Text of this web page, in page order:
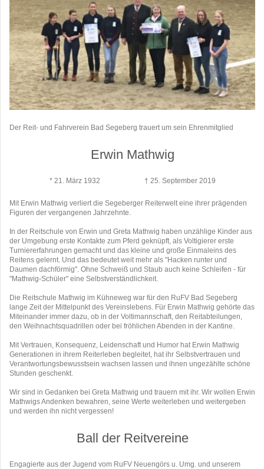
Der Reit- und Fahrverein Bad Segeberg trauert um sein Ehrenmitglied
Erwin Mathwig
* 21. März 1932 † 25. September 2019
Mit Erwin Mathwig verliert die Segeberger Reiterwelt eine ihrer prägenden
Figuren der vergangenen Jahrzehnte.
In der Reitschule von Erwin und Greta Mathwig haben unzählige Kinder aus
der Umgebung erste Kontakte zum Pferd geknüpft, als Voltigierer erste
Turniererfahrungen gemacht und das kleine und große Einmaleins des
Reitens gelernt. Und das bedeutet weit mehr als "Hacken runter und
Daumen dachförmig". Ohne Schweiß und Staub auch keine Schleifen - für
"Mathwig-Schüler" eine Selbstverständlichkeit.
Die Reitschule Mathwig im Kühneweg war für den RuFV Bad Segeberg
lange Zeit der Mittelpunkt des Vereinslebens. Für Erwin Mathwig gehörte das
Miteinander immer dazu, ob in der Voltimannschaft, den Reitabteilungen,
den Weihnachtsquadrillen oder bei fröhlichen Abenden in der Kantine.
Mit Vertrauen, Konsequenz, Leidenschaft und Humor hat Erwin Mathwig
Generationen in ihrem Reiterleben begleitet, hat ihr Selbstvertrauen und
Verantwortungsbewusstsein wachsen lassen und ihnen ungezählte schöne
Stunden geschenkt.
Wir sind in Gedanken bei Greta Mathwig und trauern mit ihr. Wir wollen Erwin
Mathwigs Andenken bewahren, seine Werte weiterleben und weitergeben
und werden ihn nicht vergessen!
Ball der Reitvereine
Engagierte aus der Jugend vom RuFV Neuengörs u. Umg. und unserem